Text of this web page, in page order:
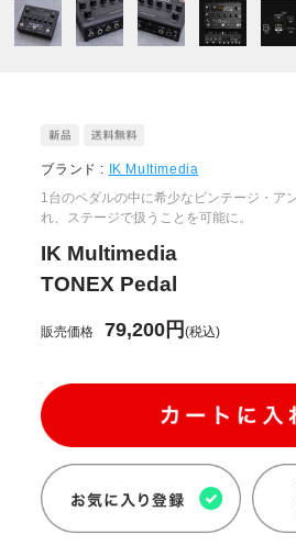
ブランド :
IK Multimedia
1台のペダルの中に希少なビンテージ・ア
れ、ステージで扱うことを可能に。
IK Multimedia
TONEX Pedal
販売価格 79,200円(税込)